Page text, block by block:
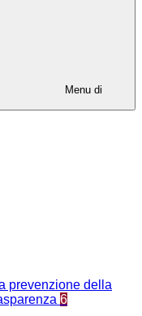
Menu di
prevenzione della
6